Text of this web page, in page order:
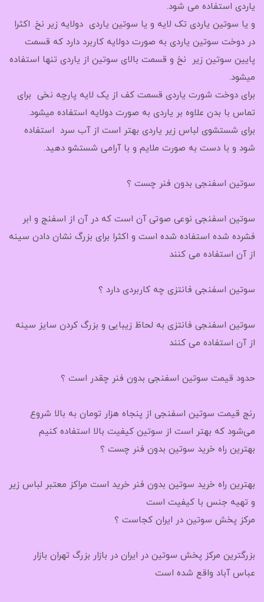
یاردی استفاده می شود.
و یا سوتین یاردی تک لایه و یا سوتین یاردی دولایه زیر نخ. اکثرا
در دوخت سوتین یاردی به صورت دولایه کاربرد دارد که قسمت
پایین سوتین زیر نخ و قسمت بالای سوتین از یاردی تنها استفاده
میشود.
برای دوخت شورت یاردی قسمت کف از یک لایه پارچه نخی برای
تماس با بدن علاوه بر یاردی به صورت دولایه استفاده میشود.
برای شستشوی لباس زیر یاردی بهتر است از آب سرد استفاده
شود و با دست به صورت ملایم و با آرامی شستشو دهید.
سوتین اسفنجی بدون فنر چست ؟
سوتین اسفنجی نوعی صوتی آن است که در آن از اسفنج و ابر
فشرده شده استفاده شده است و اکثرا برای بزرگ نشان دادن سینه
از آن استفاده می کنند
سوتین اسفنجی فانتزی چه کاربردی دارد ؟
سوتین اسفنجی فانتزی به لحاظ زیبایی و بزرگ کردن سایز سینه
از آن استفاده می کنند
حدود قیمت سوتین اسفنجی بدون فنر چقدر است ؟
رنج قیمت سوتین اسفنجی از پنجاه هزار تومان به بالا شروع
می‌شود که بهتر است از سوتین کیفیت بالا استفاده کنیم
بهترین راه خرید سوتین بدون فنر چست ؟
بهترین راه خرید سوتین بدون فنر خرید است مراکز معتبر لباس زیر
و تهیه جنس با کیفیت است
مرکز پخش سوتین در ایران کجاست ؟
بزرگترین مرکز پخش سوتین در ایران در بازار بزرگ تهران بازار
عباس آباد واقع شده است